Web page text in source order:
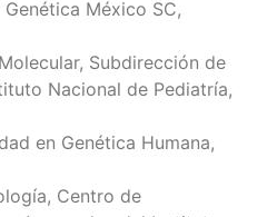
México SC,
Subdirección de
Nacional de Pediatría,
en Genética Humana,
Centro de